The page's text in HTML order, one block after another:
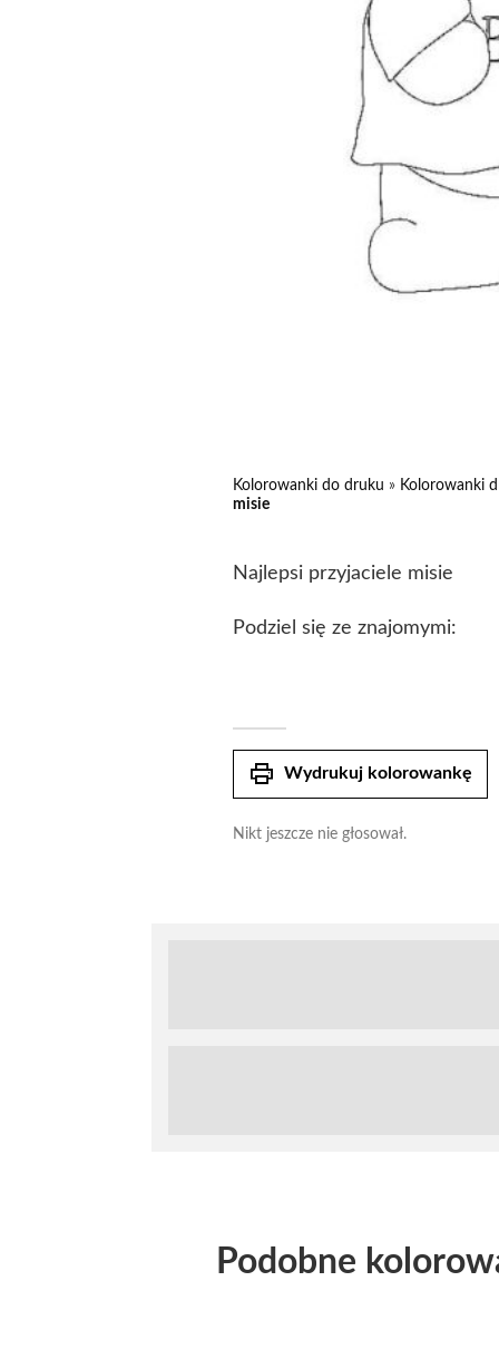
Kolorowanki do druku » Kolorowanki
misie
Najlepsi przyjaciele misie
Podziel się ze znajomymi:
print Wydrukuj kolorowankę
Nikt jeszcze nie głosował.
Podobne